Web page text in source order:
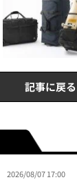
記事に戻る
2026/08/07 17:00